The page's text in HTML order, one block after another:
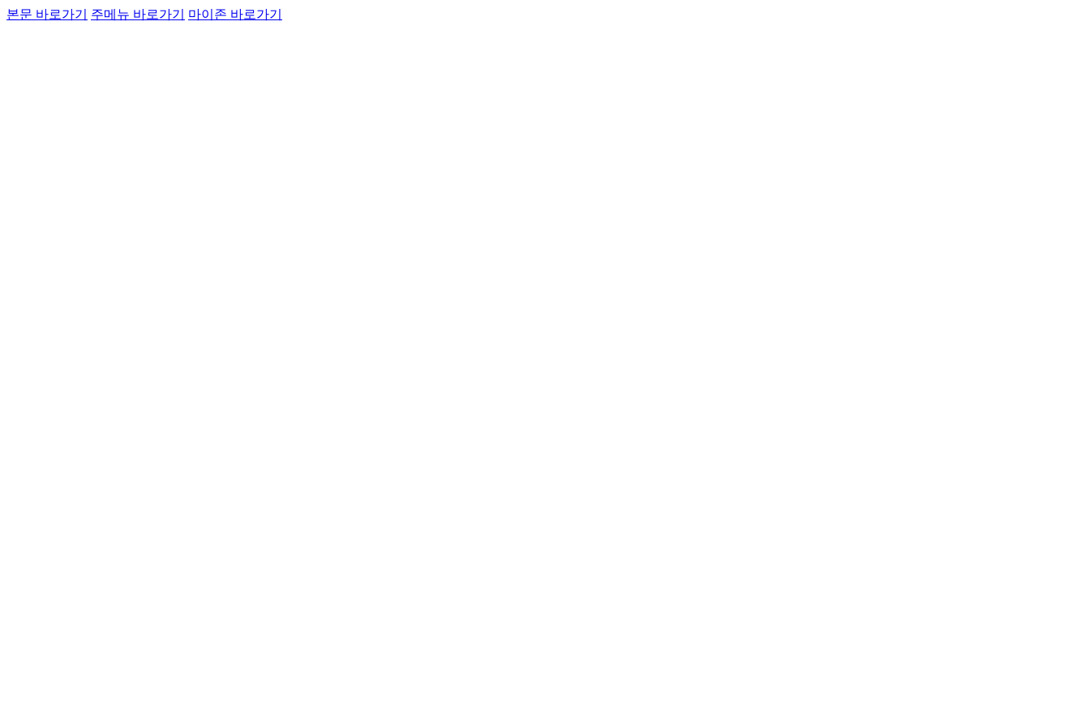
본문 바로가기 주메뉴 바로가기 마이존 바로가기